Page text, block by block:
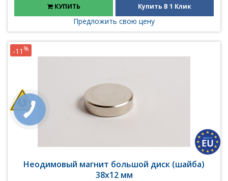
КУПИТЬ Купить В 1 Клик
Предложить свою цену
Неодимовый магнит большой диск (шайба)
38х12 мм
-11 %